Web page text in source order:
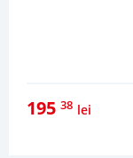
195 38 lei